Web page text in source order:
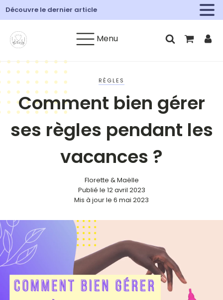
Découvre le dernier article
Menu
RÈGLES
Comment bien gérer
ses règles pendant les
vacances ?
Florette & Maëlle
Publié le 12 avril 2023
Mis à jour le 6 mai 2023